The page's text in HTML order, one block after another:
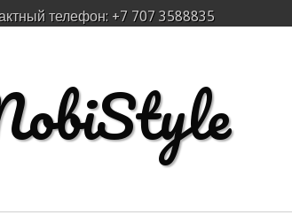
телефон: +7 707 3588835